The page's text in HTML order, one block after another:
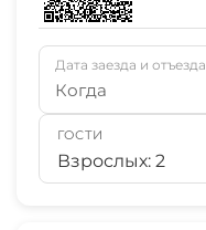
Дата заезда и отъезда
Когда
ГОСТИ
Взрослых: 2